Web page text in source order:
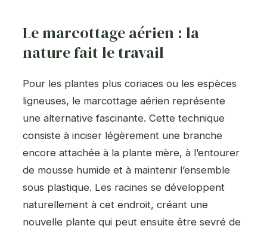
Le marcottage aérien : la
nature fait le travail
Pour les plantes plus coriaces ou les espèces
ligneuses, le marcottage aérien représente
une alternative fascinante. Cette technique
consiste à inciser légèrement une branche
encore attachée à la plante mère, à l’entourer
de mousse humide et à maintenir l’ensemble
sous plastique. Les racines se développent
naturellement à cet endroit, créant une
nouvelle plante qui peut ensuite être sevré de